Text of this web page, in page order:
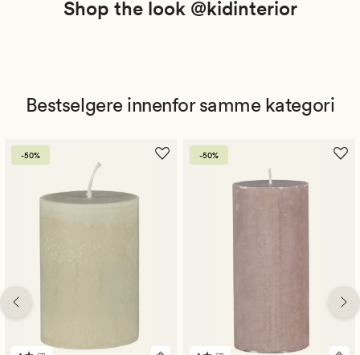
Shop the look @kidinterior
Bestselgere innenfor samme kategori
-50% -50%